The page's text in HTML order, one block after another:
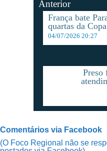
Anterior
França bate
quartas da Copa
04/07/2026 20:27
Preso
Comentários via Facebook
(O Foco Regional não se